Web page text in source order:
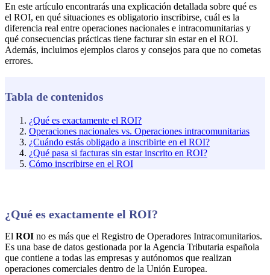
En este artículo encontrarás una explicación detallada sobre qué es
el ROI, en qué situaciones es obligatorio inscribirse, cuál es la
diferencia real entre operaciones nacionales e intracomunitarias y
qué consecuencias prácticas tiene facturar sin estar en el ROI.
Además, incluimos ejemplos claros y consejos para que no cometas
errores.
Tabla de contenidos
¿Qué es exactamente el ROI?
Operaciones nacionales vs. Operaciones intracomunitarias
¿Cuándo estás obligado a inscribirte en el ROI?
¿Qué pasa si facturas sin estar inscrito en ROI?
Cómo inscribirse en el ROI
¿Qué es exactamente el ROI?
El ROI no es más que el Registro de Operadores Intracomunitarios.
Es una base de datos gestionada por la Agencia Tributaria española
que contiene a todas las empresas y autónomos que realizan
operaciones comerciales dentro de la Unión Europea.